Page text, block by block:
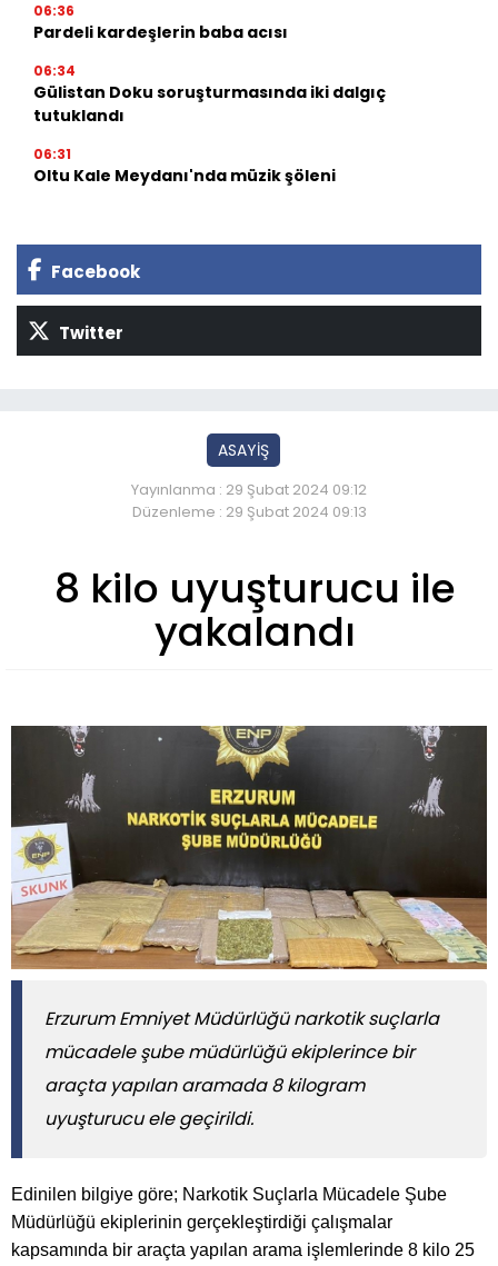
06:36
Pardeli kardeşlerin baba acısı
06:34
Gülistan Doku soruşturmasında iki dalgıç
tutuklandı
06:31
Oltu Kale Meydanı'nda müzik şöleni
Facebook
Twitter
ASAYİŞ
Yayınlanma : 29 Şubat 2024 09:12
Düzenleme : 29 Şubat 2024 09:13
8 kilo uyuşturucu ile
yakalandı
Erzurum Emniyet Müdürlüğü narkotik suçlarla
mücadele şube müdürlüğü ekiplerince bir
araçta yapılan aramada 8 kilogram
uyuşturucu ele geçirildi.
Edinilen bilgiye göre; Narkotik Suçlarla Mücadele Şube
Müdürlüğü ekiplerinin gerçekleştirdiği çalışmalar
kapsamında bir araçta yapılan arama işlemlerinde 8 kilo 25